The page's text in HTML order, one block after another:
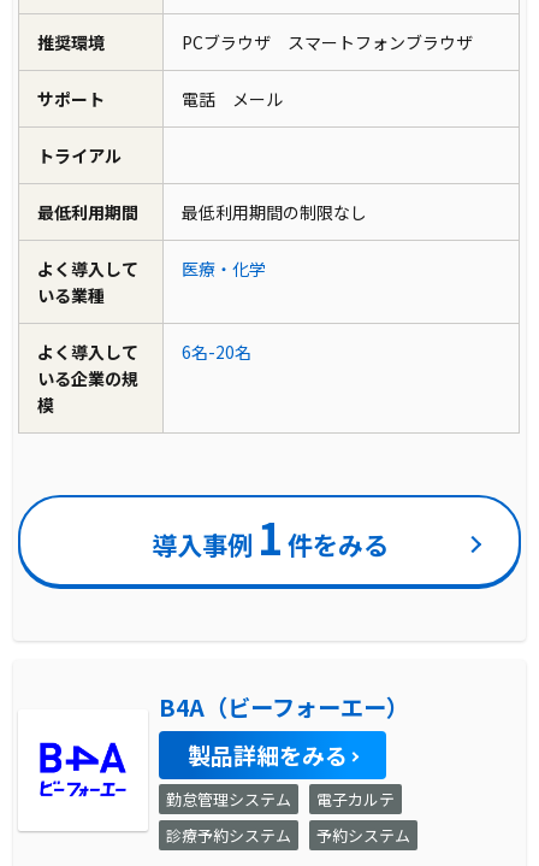
推奨環境 PCブラウザ スマートフォンブラウザ
サポート 電話 メール
トライアル
最低利用期間 最低利用期間の制限なし
よく導入して
いる業種
医療・化学
よく導入して
いる企業の規
模
6名-20名
導入事例 1 件をみる
B4A（ビーフォーエー）
製品詳細をみる
勤怠管理システム
電子カルテ
診療予約システム
予約システム